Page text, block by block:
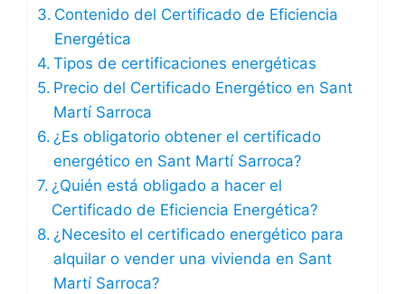
Contenido del Certificado de Eficiencia
Energética
Tipos de certificaciones energéticas
Precio del Certificado Energético en Sant
Martí Sarroca
¿Es obligatorio obtener el certificado
energético en Sant Martí Sarroca?
¿Quién está obligado a hacer el
Certificado de Eficiencia Energética?
¿Necesito el certificado energético para
alquilar o vender una vivienda en Sant
Martí Sarroca?